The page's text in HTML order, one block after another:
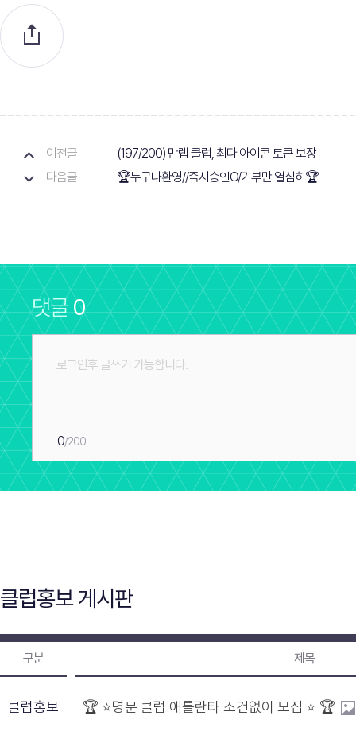
이전글
(197/200) 만렙 클럽, 최다 아이콘 토큰 보장
다음글
🏆누구나환영//즉시승인O/기부만 열심히🏆
댓글0
0/200
클럽홍보 게시판
구분 제목
클럽홍보 🏆 ⭐️명문 클럽 애틀란타 조건없이 모집 ⭐️ 🏆